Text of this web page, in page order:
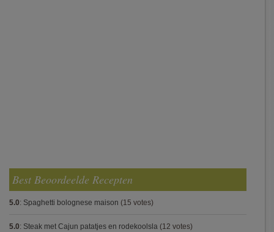
Best Beoordeelde Recepten
5.0: Spaghetti bolognese maison (15 votes)
5.0: Steak met Cajun patatjes en rodekoolsla (12 votes)